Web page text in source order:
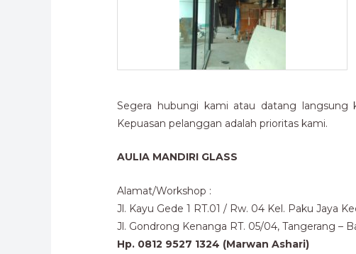
Segera hubungi kami atau datang langsung
Kepuasan pelanggan adalah prioritas kami.
AULIA MANDIRI GLASS
Alamat/Workshop :
Jl. Kayu Gede 1 RT.01 / Rw. 04 Kel. Paku Jaya
Jl. Gondrong Kenanga RT. 05/04, Tangerang –
Hp. 0812 9527 1324 (Marwan Ashari)